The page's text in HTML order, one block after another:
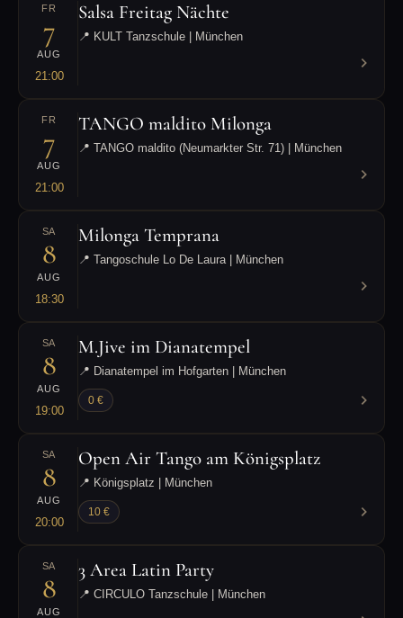
FR
7
AUG
21:00
Salsa Freitag Nächte
📍 KULT Tanzschule | München
FR
7
AUG
21:00
TANGO maldito Milonga
📍 TANGO maldito (Neumarkter Str. 71) | München
SA
8
AUG
18:30
Milonga Temprana
📍 Tangoschule Lo De Laura | München
SA
8
AUG
19:00
M.Jive im Dianatempel
📍 Dianatempel im Hofgarten | München
0 €
SA
8
AUG
20:00
Open Air Tango am Königsplatz
📍 Königsplatz | München
10 €
SA
8
AUG
3 Area Latin Party
📍 CIRCULO Tanzschule | München